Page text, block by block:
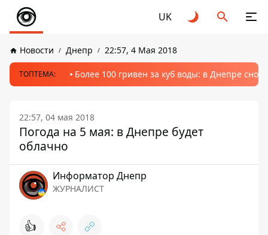
UK
Новости Днепр 22:57, 4 Мая 2018
ТОПТЕМА: Более 100 гривен за куб воды: в Днепре
22:57, 04 мая 2018
Погода на 5 мая: в Днепре будет
облачно
Информатор Днепр
ЖУРНАЛИСТ
👍